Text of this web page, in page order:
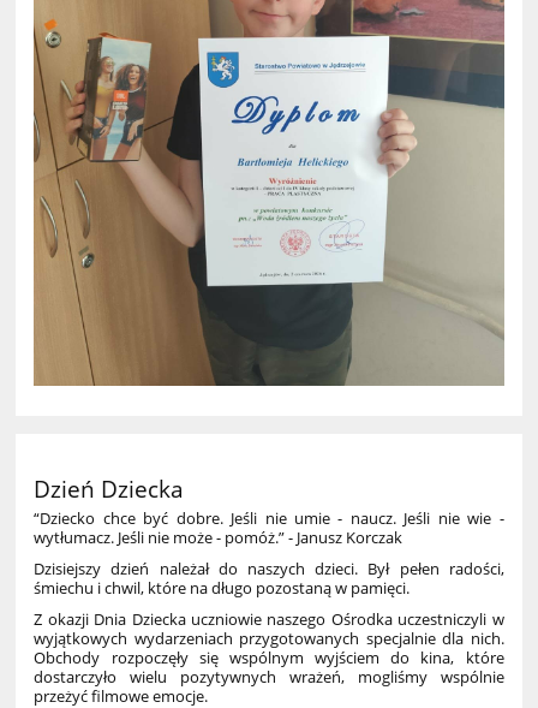
Dzień Dziecka
“Dziecko chce być dobre. Jeśli nie umie - naucz. Jeśli nie wie -
wytłumacz. Jeśli nie może - pomóż.” - Janusz Korczak
Dzisiejszy dzień należał do naszych dzieci. Był pełen radości,
śmiechu i chwil, które na długo pozostaną w pamięci.
Z okazji Dnia Dziecka uczniowie naszego Ośrodka uczestniczyli w
wyjątkowych wydarzeniach przygotowanych specjalnie dla nich.
Obchody rozpoczęły się wspólnym wyjściem do kina, które
dostarczyło wielu pozytywnych wrażeń, mogliśmy wspólnie
przeżyć filmowe emocje.